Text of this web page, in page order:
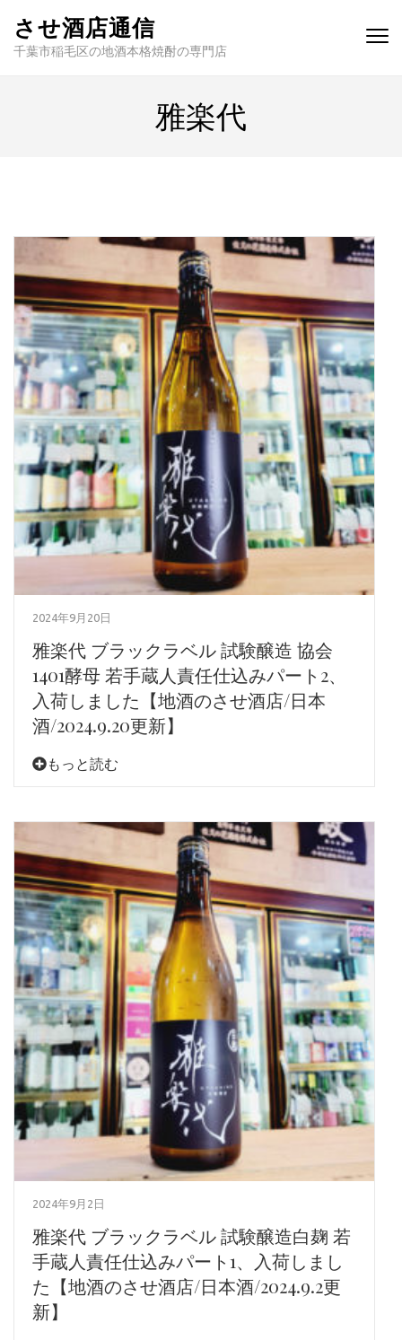
させ酒店通信
千葉市稲毛区の地酒本格焼酎の専門店
雅楽代
2024年9月20日
雅楽代 ブラックラベル 試験醸造 協会
1401酵母 若手蔵人責任仕込みパート2、
入荷しました【地酒のさせ酒店/日本
酒/2024.9.20更新】
もっと読む
2024年9月2日
雅楽代 ブラックラベル 試験醸造白麹 若
手蔵人責任仕込みパート1、入荷しまし
た【地酒のさせ酒店/日本酒/2024.9.2更
新】